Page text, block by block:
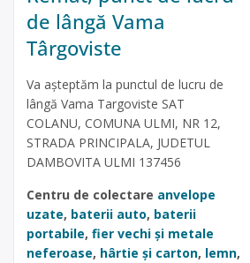
de lângă Vama
Târgoviste
Va așteptăm la punctul de lucru de
lângă Vama Targoviste SAT
COLANU, COMUNA ULMI, NR 12,
STRADA PRINCIPALA, JUDETUL
DAMBOVITA ULMI 137456
Centru de colectare anvelope
uzate, baterii auto, baterii
portabile, fier vechi și metale
neferoase, hârtie și carton, lemn,